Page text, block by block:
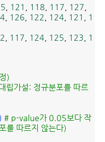
121 118 117 127
126 122 124 121
1
117 124 125 123
1
)
립가설: 정규분포를 따르
# p-value가 0.05보다 작
를 따르지 않는다)